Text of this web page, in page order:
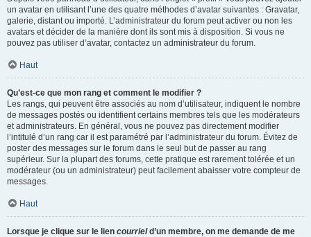
un avatar en utilisant l’une des quatre méthodes d’avatar suivantes : Gravatar,
galerie, distant ou importé. L’administrateur du forum peut activer ou non les
avatars et décider de la manière dont ils sont mis à disposition. Si vous ne
pouvez pas utiliser d’avatar, contactez un administrateur du forum.
Haut
Qu’est-ce que mon rang et comment le modifier ?
Les rangs, qui peuvent être associés au nom d’utilisateur, indiquent le nombre
de messages postés ou identifient certains membres tels que les modérateurs
et administrateurs. En général, vous ne pouvez pas directement modifier
l’intitulé d’un rang car il est paramétré par l’administrateur du forum. Évitez de
poster des messages sur le forum dans le seul but de passer au rang
supérieur. Sur la plupart des forums, cette pratique est rarement tolérée et un
modérateur (ou un administrateur) peut facilement abaisser votre compteur de
messages.
Haut
Lorsque je clique sur le lien courrield’un membre, on me demande de me